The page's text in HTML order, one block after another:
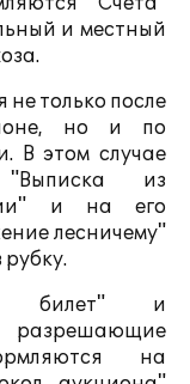
и местный
не только после
но и по
В этом случае
"Выписка из
и на его
лесничему"
билет" и
на